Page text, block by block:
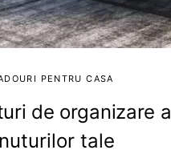
PENTRU CASA
de organizare a
tale